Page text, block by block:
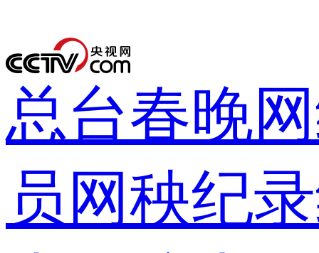
录
登
总台春晚
员网秧纪录